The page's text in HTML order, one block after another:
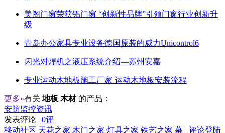
美阁门窗荣获铝门窗 “创新性品牌”引领门窗行业创新升
级
青岛办公家具专业设备德国原装的威力Unicontrol6
闪光对焊机之液压系统介绍—苏州安嘉
专业运动木地板施工厂家 运动木地板安装流程
更多»有关 地板 木材 的产品：
安防监控资讯
发表评论 | 0评
评论登陆
移动社区 天花之家 木门之家 灯具之家 铁艺之家 幕